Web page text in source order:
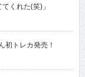
くれた(笑)」
トレカ発売！